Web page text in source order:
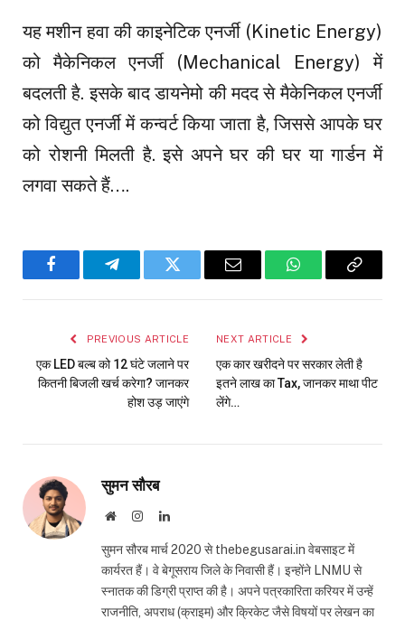
यह मशीन हवा की काइनेटिक एनर्जी (Kinetic Energy)
को मैकेनिकल एनर्जी (Mechanical Energy) में
बदलती है. इसके बाद डायनेमो की मदद से मैकेनिकल एनर्जी
को विद्युत एनर्जी में कन्वर्ट किया जाता है, जिससे आपके घर
को रोशनी मिलती है. इसे अपने घर की घर या गार्डन में
लगवा सकते हैं….
FacebookTelegramTwitter Email WhatsAppCopy
PREVIOUS ARTICLE
एक LED बल्ब को 12 घंटे जलाने पर
कितनी बिजली खर्च करेगा? जानकर
होश उड़ जाएंगे
NEXT ARTICLE
एक कार खरीदने पर सरकार लेती है
इतने लाख का Tax, जानकर माथा पीट
लेंगे…
सुमन सौरब
WebsiteInstagramLinkedIn
सुमन सौरब मार्च 2020 से thebegusarai.in वेबसाइट में
कार्यरत हैं। वे बेगूसराय जिले के निवासी हैं। इन्होंने LNMU से
स्नातक की डिग्री प्राप्त की है। अपने पत्रकारिता करियर में उन्हें
राजनीति, अपराध (क्राइम) और क्रिकेट जैसे विषयों पर लेखन का